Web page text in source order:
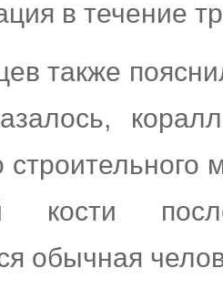
в течение
также
кости
обычная